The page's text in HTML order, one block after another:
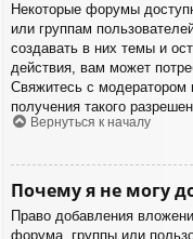
Некоторые форумы
или группам
создавать в них темы и
действия, вам может
Свяжитесь с модератором
получения такого
Вернуться к началу
Почему я не могу
Право добавления
форума, группы или